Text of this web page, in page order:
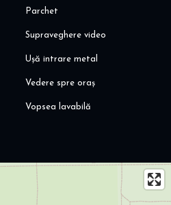
Parchet
Supraveghere video
Ușă intrare metal
Vedere spre oraș
Vopsea lavabilă